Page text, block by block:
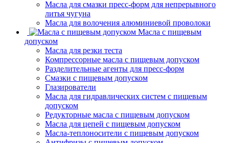
Масла для смазки пресс-форм для непрерывного
литья чугуна
Масла для волочения алюминиевой проволоки
Масла с пищевым
допуском
Масла для резки теста
Компрессорные масла с пищевым допуском
Разделительные агенты для пресс-форм
Смазки с пищевым допуском
Глазирователи
Масла для гидравлических систем с пищевым
допуском
Редукторные масла с пищевым допуском
Масла для цепей с пищевым допуском
Масла-теплоносители с пищевым допуском